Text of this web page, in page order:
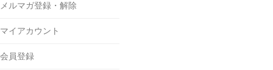
メルマガ登録・解除
マイアカウント
会員登録